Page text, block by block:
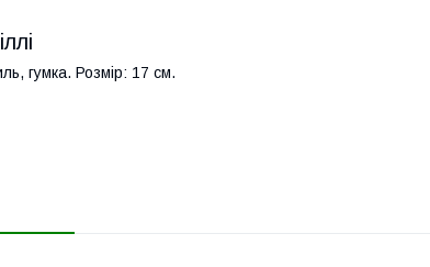
гумка. Розмір: 17 см.